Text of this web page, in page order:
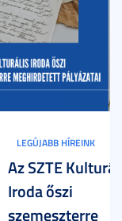
LEGÚJABB HÍREINK
Az SZTE
Iroda őszi
szemeszterre